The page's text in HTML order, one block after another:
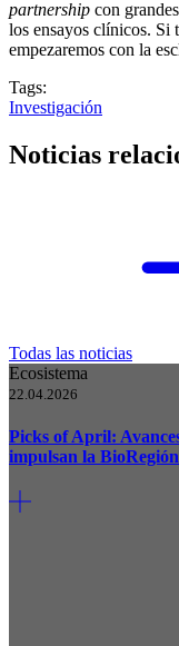
partnership con
los ensayos clínicos. Si
empezaremos con la
Tags:
Investigación
Noticias
Todas las noticias
Ecosistema
22.04.2026
Picks of April:
impulsan la